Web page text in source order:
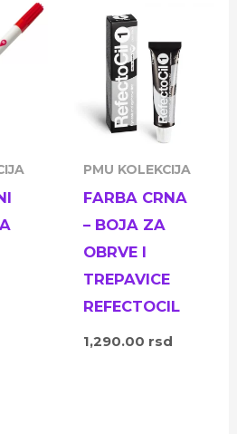
PMU KOLEKCIJA
FARBA CRNA
– BOJA ZA
OBRVE I
TREPAVICE
REFECTOCIL
1,290.00 rsd